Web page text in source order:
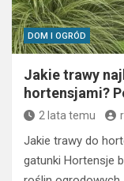
DOM I OGRÓD
Jakie trawy
hortensjami?
2 lata temu
Jakie trawy do
gatunki Hortensje